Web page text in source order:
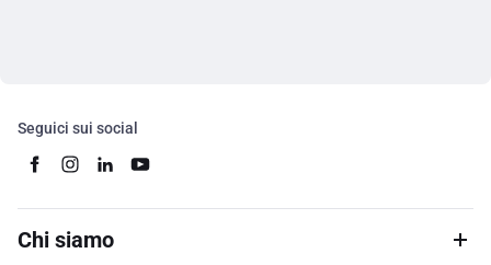
Seguici sui social
Chi siamo